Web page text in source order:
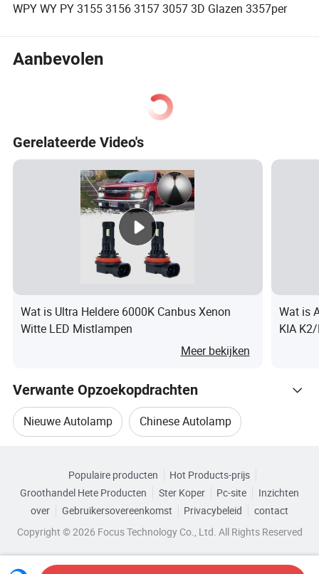
WPY WY PY 3155 3156 3157 3057 3D Glazen 3357per
Aanbevolen
Gerelateerde Video's
Wat is Ultra Heldere 6000K Canbus Xenon
Witte LED Mistlampen
Meer bekijken
Wat is
KIA
Verwante Opzoekopdrachten
Nieuwe Autolamp Chinese Autolamp
Auto Koplamp Autolampenset
Blader door Categorieën
Populaire producten
Hot Products-prijs
Groothandel Hete Producten
Ster Koper Pc-site
Inzichten
over
Gebruikersovereenkomst Privacybeleid
contact
Copyright © 2026 Focus Technology Co., Ltd. All Rights Reserved